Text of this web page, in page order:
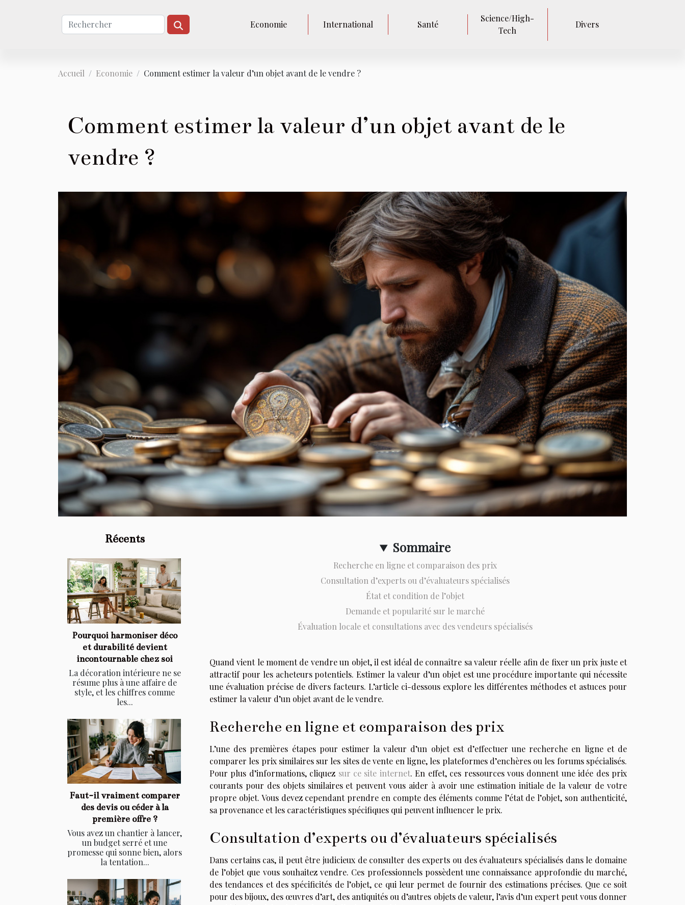
Economie International Santé
Science/High-
Tech
Divers
Accueil Economie Comment estimer la valeur d’un objet avant de le vendre ?
Comment estimer la valeur d’un objet avant de le
vendre ?
Récents
Pourquoi harmoniser déco
et durabilité devient
incontournable chez soi
La décoration intérieure ne se
résume plus à une affaire de
style, et les chiffres comme
les...
Faut-il vraiment comparer
des devis ou céder à la
première offre ?
Vous avez un chantier à lancer,
un budget serré et une
promesse qui sonne bien, alors
la tentation...
Sommaire
Recherche en ligne et comparaison des prix
Consultation d’experts ou d’évaluateurs spécialisés
État et condition de l’objet
Demande et popularité sur le marché
Évaluation locale et consultations avec des vendeurs spécialisés
Quand vient le moment de vendre un objet, il est idéal de connaître sa valeur réelle afin de fixer un prix juste et
attractif pour les acheteurs potentiels. Estimer la valeur d’un objet est une procédure importante qui nécessite
une évaluation précise de divers facteurs. L’article ci-dessous explore les différentes méthodes et astuces pour
estimer la valeur d’un objet avant de le vendre.
Recherche en ligne et comparaison des prix
L’une des premières étapes pour estimer la valeur d’un objet est d’effectuer une recherche en ligne et de
comparer les prix similaires sur les sites de vente en ligne, les plateformes d’enchères ou les forums spécialisés.
Pour plus d’informations, cliquez sur ce site internet. En effet, ces ressources vous donnent une idée des prix
courants pour des objets similaires et peuvent vous aider à avoir une estimation initiale de la valeur de votre
propre objet. Vous devez cependant prendre en compte des éléments comme l’état de l’objet, son authenticité,
sa provenance et les caractéristiques spécifiques qui peuvent influencer le prix.
Consultation d’experts ou d’évaluateurs spécialisés
Dans certains cas, il peut être judicieux de consulter des experts ou des évaluateurs spécialisés dans le domaine
de l’objet que vous souhaitez vendre. Ces professionnels possèdent une connaissance approfondie du marché,
des tendances et des spécificités de l’objet, ce qui leur permet de fournir des estimations précises. Que ce soit
pour des bijoux, des œuvres d’art, des antiquités ou d’autres objets de valeur, l’avis d’un expert peut vous donner